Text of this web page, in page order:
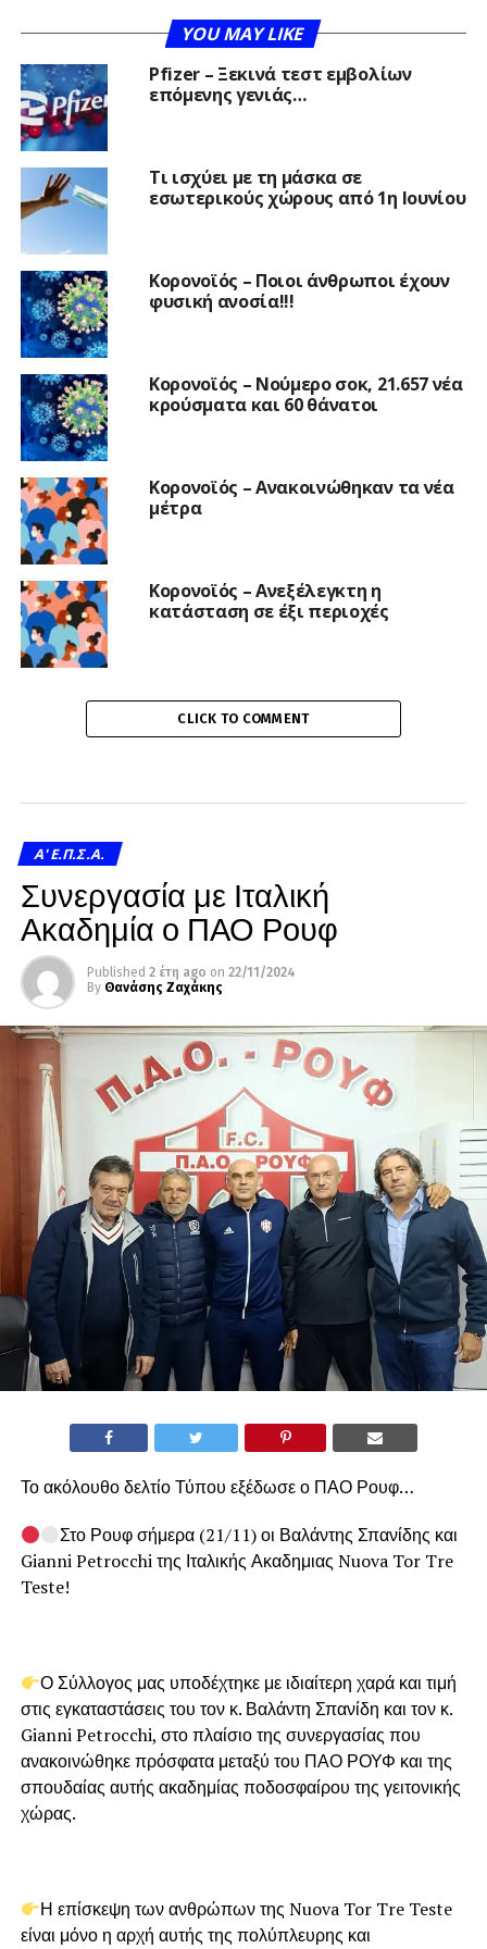
YOU MAY LIKE
Pfizer – Ξεκινά τεστ εμβολίων
επόμενης γενιάς…
Τι ισχύει με τη μάσκα σε
εσωτερικούς χώρους από 1η Ιουνίου
Κορονοϊός – Ποιοι άνθρωποι έχουν
φυσική ανοσία!!!
Κορονοϊός – Νούμερο σοκ, 21.657 νέα
κρούσματα και 60 θάνατοι
Κορονοϊός – Ανακοινώθηκαν τα νέα
μέτρα
Κορονοϊός – Ανεξέλεγκτη η
κατάσταση σε έξι περιοχές
CLICK TO COMMENT
A' Ε.Π.Σ.Α.
Συνεργασία με Ιταλική
Ακαδημία ο ΠΑΟ Ρουφ
Published 2 έτη ago on 22/11/2024
By Θανάσης Ζαχάκης
Το ακόλουθο δελτίο Τύπου εξέδωσε ο ΠΑΟ Ρουφ…
Στο Ρουφ σήμερα (21/11) οι Βαλάντης Σπανίδης και
Gianni Petrocchi της Ιταλικής Ακαδημιας Nuova Tor Tre
Teste!
Ο Σύλλογος μας υποδέχτηκε με ιδιαίτερη χαρά και τιμή
στις εγκαταστάσεις του τον κ. Βαλάντη Σπανίδη και τον κ.
Gianni Petrocchi, στο πλαίσιο της συνεργασίας που
ανακοινώθηκε πρόσφατα μεταξύ του ΠΑΟ ΡΟΥΦ και της
σπουδαίας αυτής ακαδημίας ποδοσφαίρου της γειτονικής
χώρας.
Η επίσκεψη των ανθρώπων της Nuova Tor Tre Teste
είναι μόνο η αρχή αυτής της πολύπλευρης και